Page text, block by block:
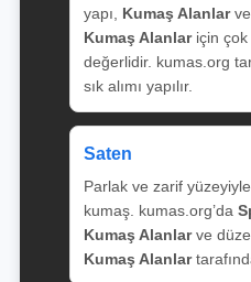
yapı, Kumaş Alanlarve
Kumaş Alanlariçin çok
değerlidir. kumas.org
sık alımı yapılır.
Saten
Parlak ve zarif
kumaş. kumas.org’da
Kumaş Alanlarve
Kumaş Alanlar